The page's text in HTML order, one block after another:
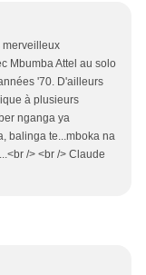
merveilleux
Mbumba Attel au solo
'70. D'ailleurs
à plusieurs
nganga ya
balinga te...mboka na
/> <br /> Claude